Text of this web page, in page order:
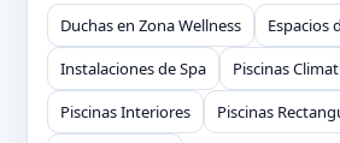
Duchas en Zona Wellness
Espacios
Instalaciones de Spa
Piscinas
Piscinas Interiores
Piscinas